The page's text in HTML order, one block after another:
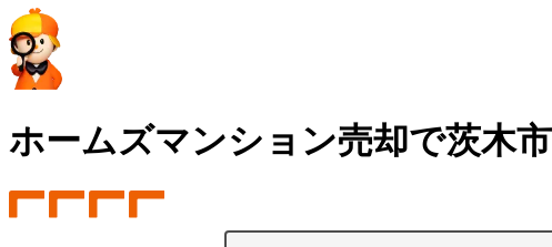
ホームズマンション売却で茨木